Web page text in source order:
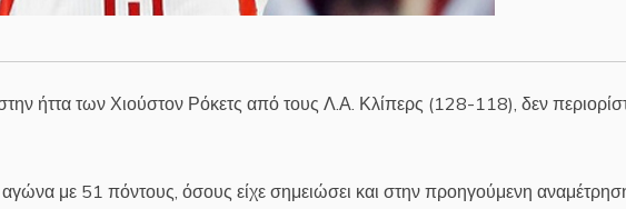
ήττα των Χιούστον Ρόκετς από τους Λ.Α. Κλίπερς (128-118), δεν
με 51 πόντους, όσους είχε σημειώσει και στην προηγούμενη